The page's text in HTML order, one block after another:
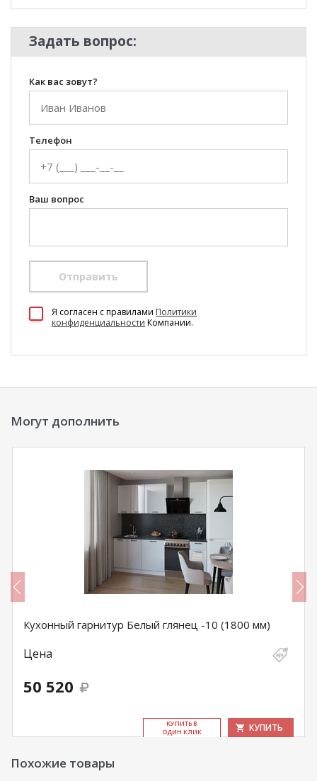
Задать вопрос:
Как вас зовут?
Телефон
Ваш вопрос
Отправить
Я согласен c правилами Политики
конфиденциальности Компании.
Могут дополнить
Кухонный гарнитур Белый глянец -10 (1800 мм)
Цена
50 520
КУ­ПИТЬ В
ОДИН КЛИК
КУПИТЬ
Похожие товары